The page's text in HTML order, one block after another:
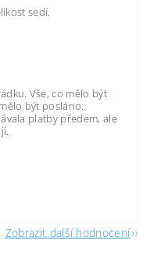
sedí.
Vše, co mělo být
být posláno.
platby předem, ale
Zobrazit další hodnocení